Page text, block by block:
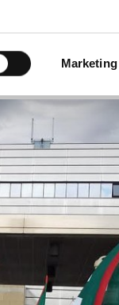
Marketing
de